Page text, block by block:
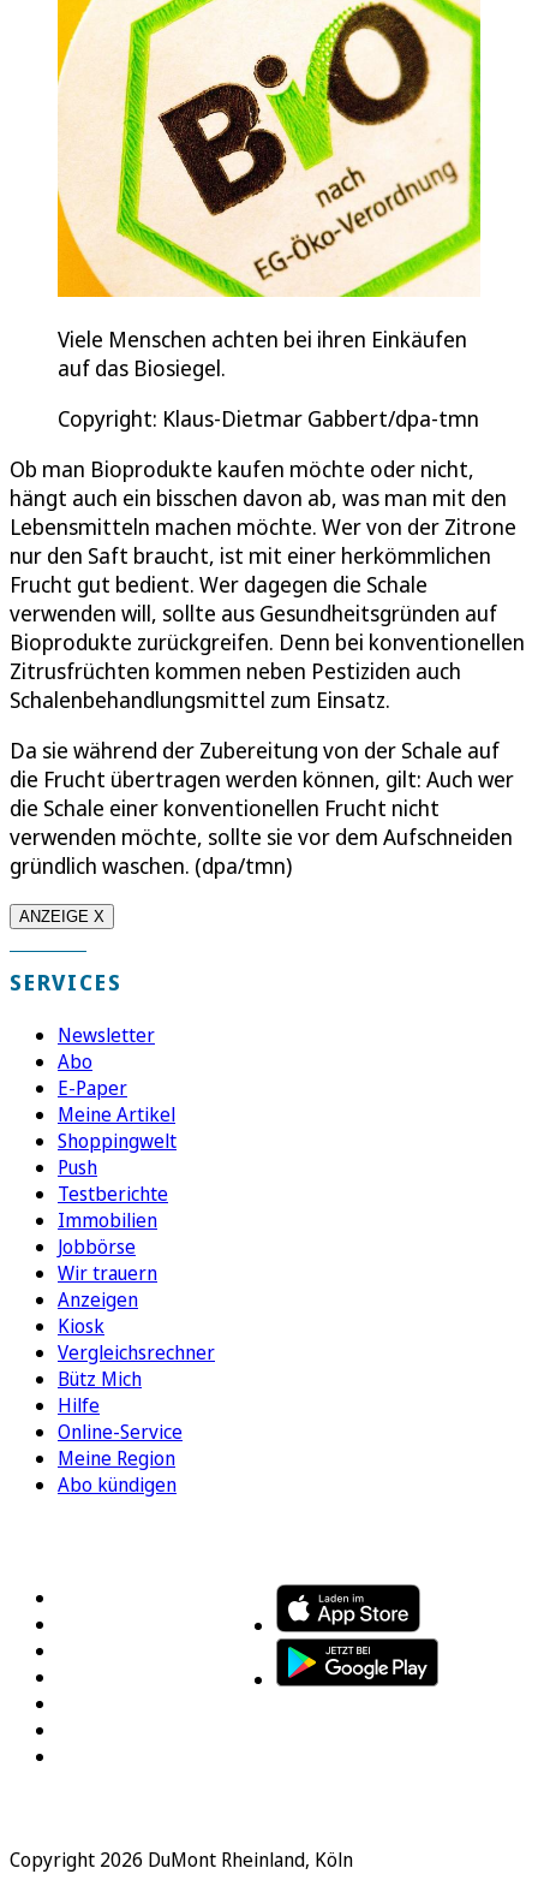
Viele Menschen achten bei ihren Einkäufen
auf das Biosiegel.
Copyright: Klaus-Dietmar Gabbert/dpa-tmn
Ob man Bioprodukte kaufen möchte oder nicht,
hängt auch ein bisschen davon ab, was man mit den
Lebensmitteln machen möchte. Wer von der Zitrone
nur den Saft braucht, ist mit einer herkömmlichen
Frucht gut bedient. Wer dagegen die Schale
verwenden will, sollte aus Gesundheitsgründen auf
Bioprodukte zurückgreifen. Denn bei konventionellen
Zitrusfrüchten kommen neben Pestiziden auch
Schalenbehandlungsmittel zum Einsatz.
Da sie während der Zubereitung von der Schale auf
die Frucht übertragen werden können, gilt: Auch wer
die Schale einer konventionellen Frucht nicht
verwenden möchte, sollte sie vor dem Aufschneiden
gründlich waschen. (dpa/tmn)
ANZEIGE X
SERVICES
Newsletter
Abo
E-Paper
Meine Artikel
Shoppingwelt
Push
Testberichte
Immobilien
Jobbörse
Wir trauern
Anzeigen
Kiosk
Vergleichsrechner
Bütz Mich
Hilfe
Online-Service
Meine Region
Abo kündigen
Copyright 2026 DuMont Rheinland, Köln